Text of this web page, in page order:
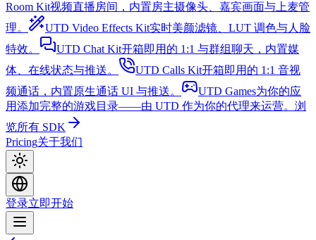
Room Kit视频直播房间，内置房主摄像头、嘉宾画面与上麦管
理。
UTD Video Effects Kit实时美颜滤镜、LUT 调色与人脸
特效。
UTD Chat Kit开箱即用的 1:1 与群组聊天，内置媒
体、在线状态与推送。
UTD Calls Kit开箱即用的 1:1 音视
频通话，内置原生通话 UI 与推送。
UTD Games为你的应
用添加完整的游戏目录——由 UTD 作为你的代理来运营。 浏
览所有 SDK
Pricing关于我们
登录立即开始